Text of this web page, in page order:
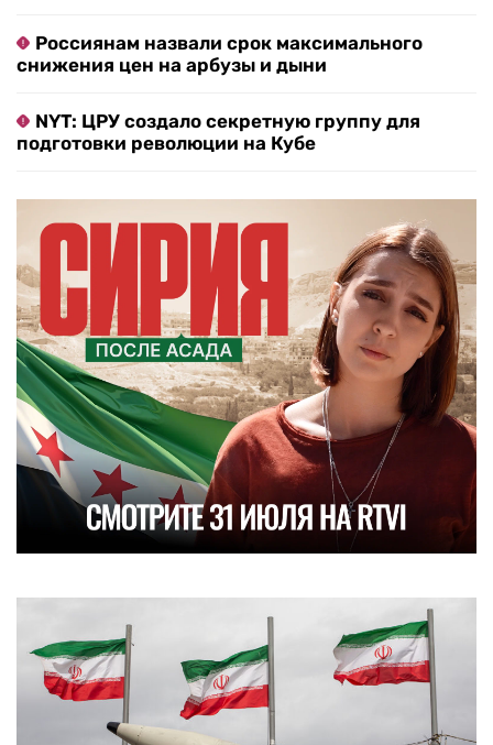
Россиянам назвали срок максимального
снижения цен на арбузы и дыни
NYT: ЦРУ создало секретную группу для
подготовки революции на Кубе